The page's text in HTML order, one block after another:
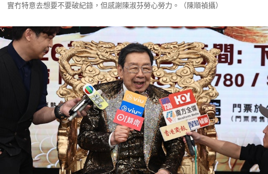
實冇特意去想要不要破紀錄，但感謝陳淑芬勞心勞力。（陳順禎攝）